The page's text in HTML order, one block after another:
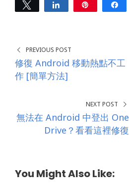
e
s
Tweet Share
PREVIOUS POST
修復 Android 移動熱點不工
作 [簡單方法]
NEXT POST
無法在 Android 中登出 One
Drive？看看這裡修復
You Might Also Like: